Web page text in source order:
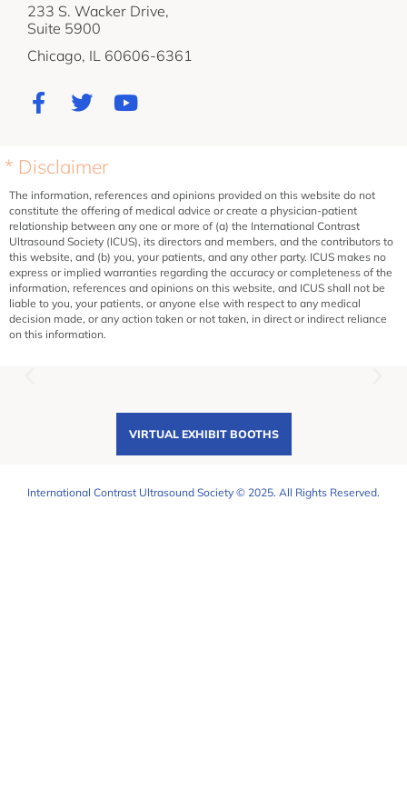
233 S. Wacker Drive,
Suite 5900
Chicago, IL 60606-6361
* Disclaimer
The information, references and opinions provided on this website do not
constitute the offering of medical advice or create a physician-patient
relationship between any one or more of (a) the International Contrast
Ultrasound Society (ICUS), its directors and members, and the contributors to
this website, and (b) you, your patients, and any other party. ICUS makes no
express or implied warranties regarding the accuracy or completeness of the
information, references and opinions on this website, and ICUS shall not be
liable to you, your patients, or anyone else with respect to any medical
decision made, or any action taken or not taken, in direct or indirect reliance
on this information.
VIRTUAL EXHIBIT BOOTHS
International Contrast Ultrasound Society © 2025. All Rights Reserved.